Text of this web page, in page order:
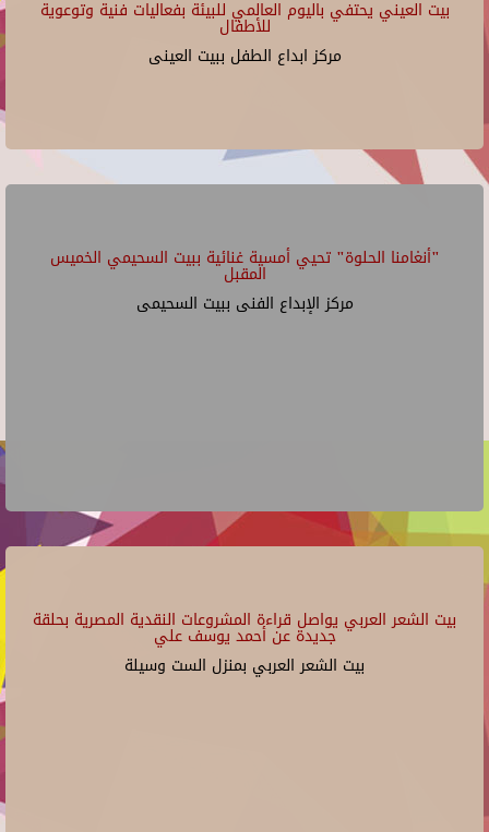
بيت العيني يحتفي باليوم العالمي للبيئة بفعاليات فنية وتوعوية
للأطفال
مركز ابداع الطفل ببيت العينى
"أنغامنا الحلوة" تحيي أمسية غنائية ببيت السحيمي الخميس
المقبل
مركز الإبداع الفنى ببيت السحيمى
بيت الشعر العربي يواصل قراءة المشروعات النقدية المصرية بحلقة
جديدة عن أحمد يوسف علي
بيت الشعر العربي بمنزل الست وسيلة